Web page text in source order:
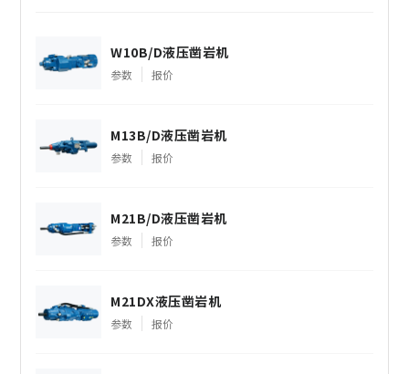
W10B/D液压凿岩机
参数 报价
M13B/D液压凿岩机
参数 报价
M21B/D液压凿岩机
参数 报价
M21DX液压凿岩机
参数 报价